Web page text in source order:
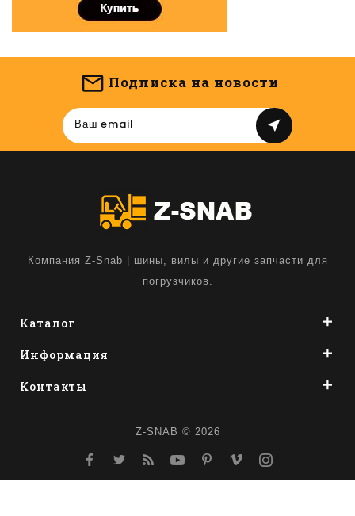
Подписка на новости
near_me
Компания Z-Snab | шины, вилы и другие запчасти для
погрузчиков.
Каталог
Информация
Контакты
Z-SNAB © 2026